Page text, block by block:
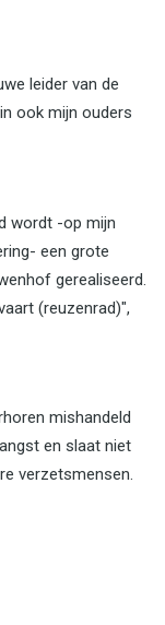
leider van de
ook mijn ouders
wordt -op mijn
een grote
gerealiseerd.
(reuzenrad)",
mishandeld
en slaat niet
verzetsmensen.